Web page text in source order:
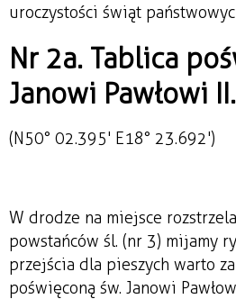
uroczystości świąt
Nr 2a. Tablica
Janowi Pawłowi II.
(N50° 02.395' E18° 23.692')
W drodze na miejsce
powstańców śl. (nr 3) mijamy
przejścia dla pieszych warto
poświęconą św. Janowi